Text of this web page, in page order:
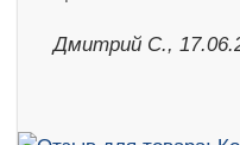
Дмитрий С.,